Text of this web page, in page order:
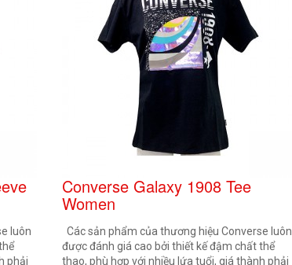
luôn
phải
Converse Galaxy 1908 Tee
Women
Các sản phẩm của thương hiệu Converse luôn
được đánh giá cao bởi thiết kế đậm chất thể
thao, phù hợp với nhiều lứa tuổi, giá thành phải